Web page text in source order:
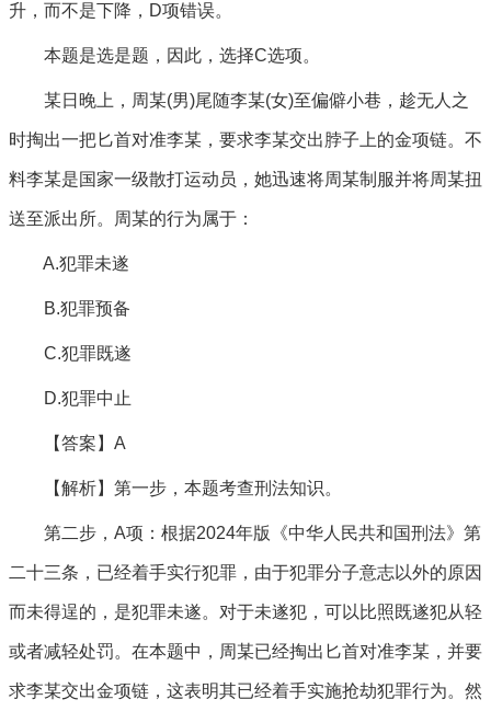
升，而不是下降，D项错误。
本题是选是题，因此，选择C选项。
某日晚上，周某(男)尾随李某(女)至偏僻小巷，趁无人之
时掏出一把匕首对准李某，要求李某交出脖子上的金项链。不
料李某是国家一级散打运动员，她迅速将周某制服并将周某扭
送至派出所。周某的行为属于：
A.犯罪未遂
B.犯罪预备
C.犯罪既遂
D.犯罪中止
【答案】A
【解析】第一步，本题考查刑法知识。
第二步，A项：根据2024年版《中华人民共和国刑法》第
二十三条，已经着手实行犯罪，由于犯罪分子意志以外的原因
而未得逞的，是犯罪未遂。对于未遂犯，可以比照既遂犯从轻
或者减轻处罚。在本题中，周某已经掏出匕首对准李某，并要
求李某交出金项链，这表明其已经着手实施抢劫犯罪行为。然